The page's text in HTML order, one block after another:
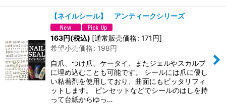
【ネイルシール】 アンティークシリーズ
163円(税込) [通常販売価格: 171円]
希望小売価格: 198円
自爪、つけ爪、ケータイ、またジェルやスカルプ
に埋め込むことも可能です。 シールには爪に優し
い粘着剤を使用しており、曲面にもピッタリフィ
ットします。 ピンセットなどでシールのはしを持
って台紙からゆっ…